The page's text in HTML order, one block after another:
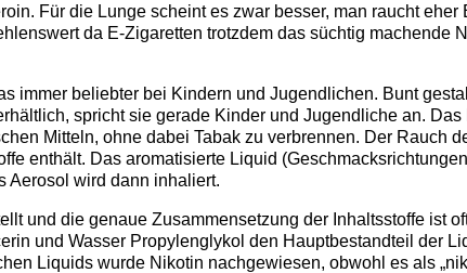
Für die Lunge scheint es zwar besser, man raucht eher
da E-Zigaretten trotzdem das süchtig machende
immer beliebter bei Kindern und Jugendlichen. Bunt
spricht sie gerade Kinder und Jugendliche an.
Mitteln, ohne dabei Tabak zu verbrennen. Der Rauch
enthält. Das aromatisierte Liquid
Aerosol wird dann inhaliert.
und die genaue Zusammensetzung der Inhaltsstoffe ist
und Wasser Propylenglykol den Hauptbestandteil der
Liquids wurde Nikotin nachgewiesen, obwohl es als